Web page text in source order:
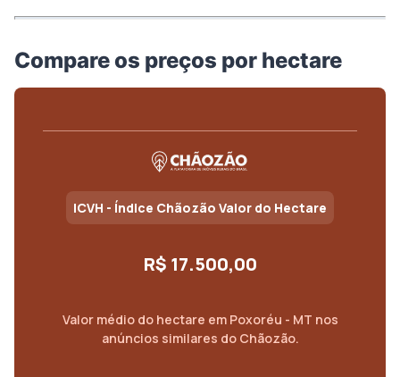
Compare os preços por hectare
ICVH - Índice Chãozão Valor do Hectare
R$ 17.500,00
Valor médio do hectare emPoxoréu - MT nos
anúncios similares do Chãozão.